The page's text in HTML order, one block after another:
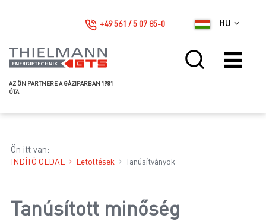
AZ ÖN PARTNERE A GÁZIPARBAN 1981
ÓTA
HU
+49 561 / 5 07 85-0
Ön itt van:
INDÍTÓ OLDAL Letöltések Tanúsítványok
Tanúsított minőség